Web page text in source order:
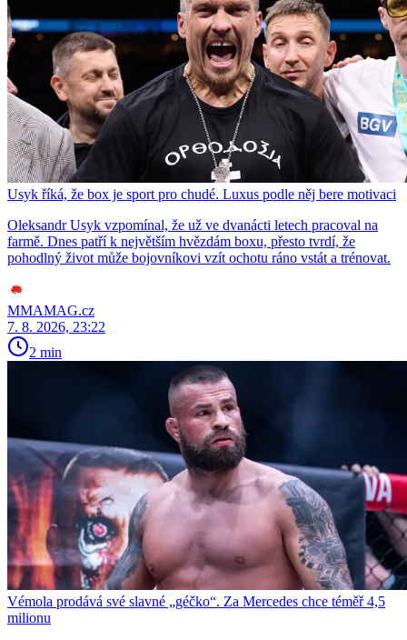
Usyk říká, že box je sport pro chudé. Luxus podle něj bere motivaci
Oleksandr Usyk vzpomínal, že už ve dvanácti letech pracoval na
farmě. Dnes patří k největším hvězdám boxu, přesto tvrdí, že
pohodlný život může bojovníkovi vzít ochotu ráno vstát a trénovat.
MMAMAG.cz
7. 8. 2026, 23:22
2 min
Vémola prodává své slavné „géčko“. Za Mercedes chce téměř 4,5
milionu